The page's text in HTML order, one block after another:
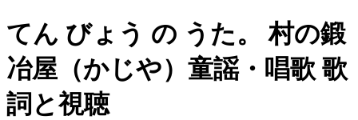
てん びょう の うた。 村の鍛
冶屋（かじや）童謡・唱歌 歌
詞と視聴